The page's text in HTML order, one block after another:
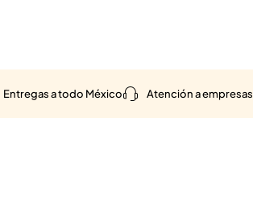
Entregas a todo México Atención a empresas